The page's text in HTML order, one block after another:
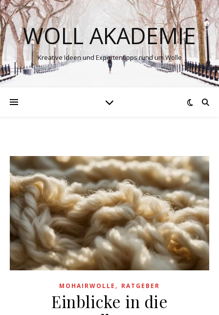
WOLL AKADEMIE
Kreative Ideen und Expertentipps rund um Wolle
MOHAIRWOLLE , RATGEBER
Einblicke in die